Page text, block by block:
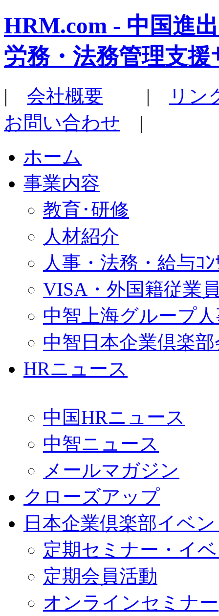
HRM.com - 中国進
労務・法務管理支援
| 会社概要 |
リン
お問い合わせ |
ホーム
事業内容
教育･研修
人材紹介
人事・法務・給与ｺﾝ
VISA・外国籍従業
中智上海グループ
中智日本企業倶楽
HRニュース
中国HRニュース
中智ニュース
メールマガジン
クローズアップ
日本企業倶楽部イベ
定期セミナー・イ
定期会員活動
オンラインセミナー